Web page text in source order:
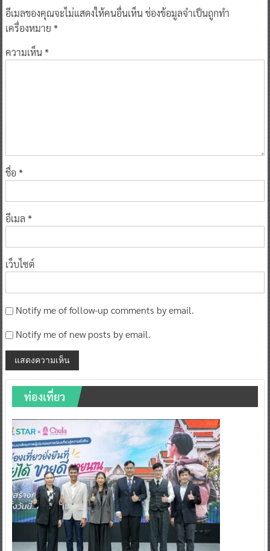
อีเมลของคุณจะไม่แสดงให้คนอื่นเห็นช่องข้อมูลจำเป็นถูกทำ
เครื่องหมาย *
ความเห็น*
ชื่อ *
อีเมล *
เว็บไซต์
Notify me of follow-up comments by email.
Notify me of new posts by email.
ท่องเที่ยว